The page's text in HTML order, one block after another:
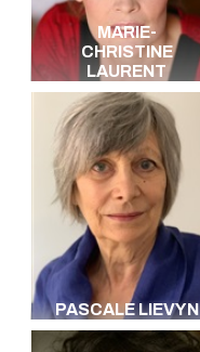
MARIE-
CHRISTINE
LAURENT
PASCALE LIEVYN